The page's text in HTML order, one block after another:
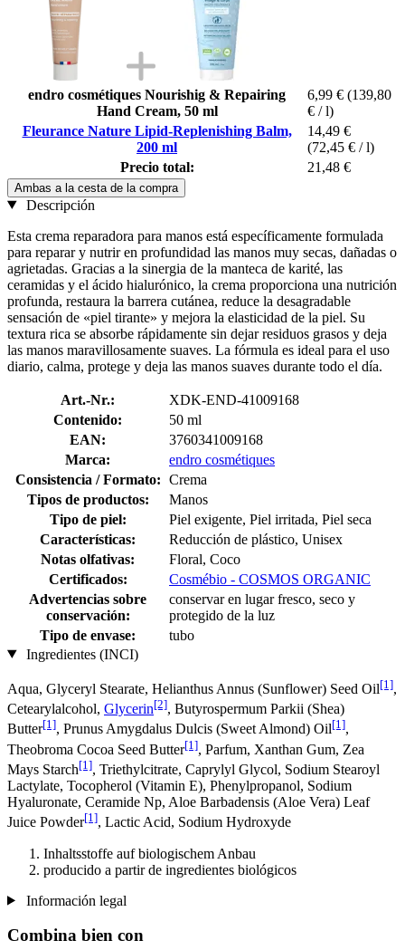
endro cosmétiques Nourishig & Repairing
Hand Cream, 50 ml
6,99 € (139,80
€ / l)
Fleurance Nature Lipid-Replenishing Balm,
200 ml
14,49 €
(72,45 € / l)
Precio total:
21,48 €
Ambas a la cesta de la compra
Descripción
Esta crema reparadora para manos está específicamente formulada
para reparar y nutrir en profundidad las manos muy secas, dañadas o
agrietadas. Gracias a la sinergia de la manteca de karité, las
ceramidas y el ácido hialurónico, la crema proporciona una nutrición
profunda, restaura la barrera cutánea, reduce la desagradable
sensación de «piel tirante» y mejora la elasticidad de la piel. Su
textura rica se absorbe rápidamente sin dejar residuos grasos y deja
las manos maravillosamente suaves. La fórmula es ideal para el uso
diario, calma, protege y deja las manos suaves durante todo el día.
Art.-Nr.:
XDK-END-41009168
Contenido:
50 ml
EAN:
3760341009168
Marca:
endro cosmétiques
Consistencia / Formato: Crema
Tipos de productos:
Manos
Tipo de piel:
Piel exigente, Piel irritada, Piel seca
Características:
Reducción de plástico, Unisex
Notas olfativas:
Floral, Coco
Certificados:
Cosmébio - COSMOS ORGANIC
Advertencias sobre
conservación:
conservar en lugar fresco, seco y
protegido de la luz
Tipo de envase:
tubo
Ingredientes (INCI)
Aqua, Glyceryl Stearate, Helianthus Annus (Sunflower) Seed Oil[1],
Cetearylalcohol, Glycerin[2], Butyrospermum Parkii (Shea)
Butter[1], Prunus Amygdalus Dulcis (Sweet Almond) Oil[1],
Theobroma Cocoa Seed Butter[1], Parfum, Xanthan Gum, Zea
Mays Starch[1], Triethylcitrate, Caprylyl Glycol, Sodium Stearoyl
Lactylate, Tocopherol (Vitamin E), Phenylpropanol, Sodium
Hyaluronate, Ceramide Np, Aloe Barbadensis (Aloe Vera) Leaf
Juice Powder[1], Lactic Acid, Sodium Hydroxyde
Inhaltsstoffe auf biologischem Anbau
producido a partir de ingredientes biológicos
Información legal
Combina bien con